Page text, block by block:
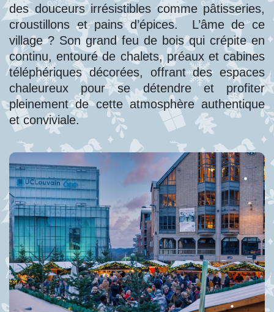
des douceurs irrésistibles comme pâtisseries,
croustillons et pains d’épices. L’âme de ce
village ? Son grand feu de bois qui crépite en
continu, entouré de chalets, préaux et cabines
téléphériques décorées, offrant des espaces
chaleureux pour se détendre et profiter
pleinement de cette atmosphère authentique
et conviviale.